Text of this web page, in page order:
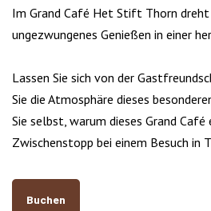
Im Grand Café Het Stift Thorn
ungezwungenes Genießen in einer
Lassen Sie sich von der
Sie die Atmosphäre dieses
Sie selbst, warum dieses Grand Café
Zwischenstopp bei einem Besuch in
Buchen